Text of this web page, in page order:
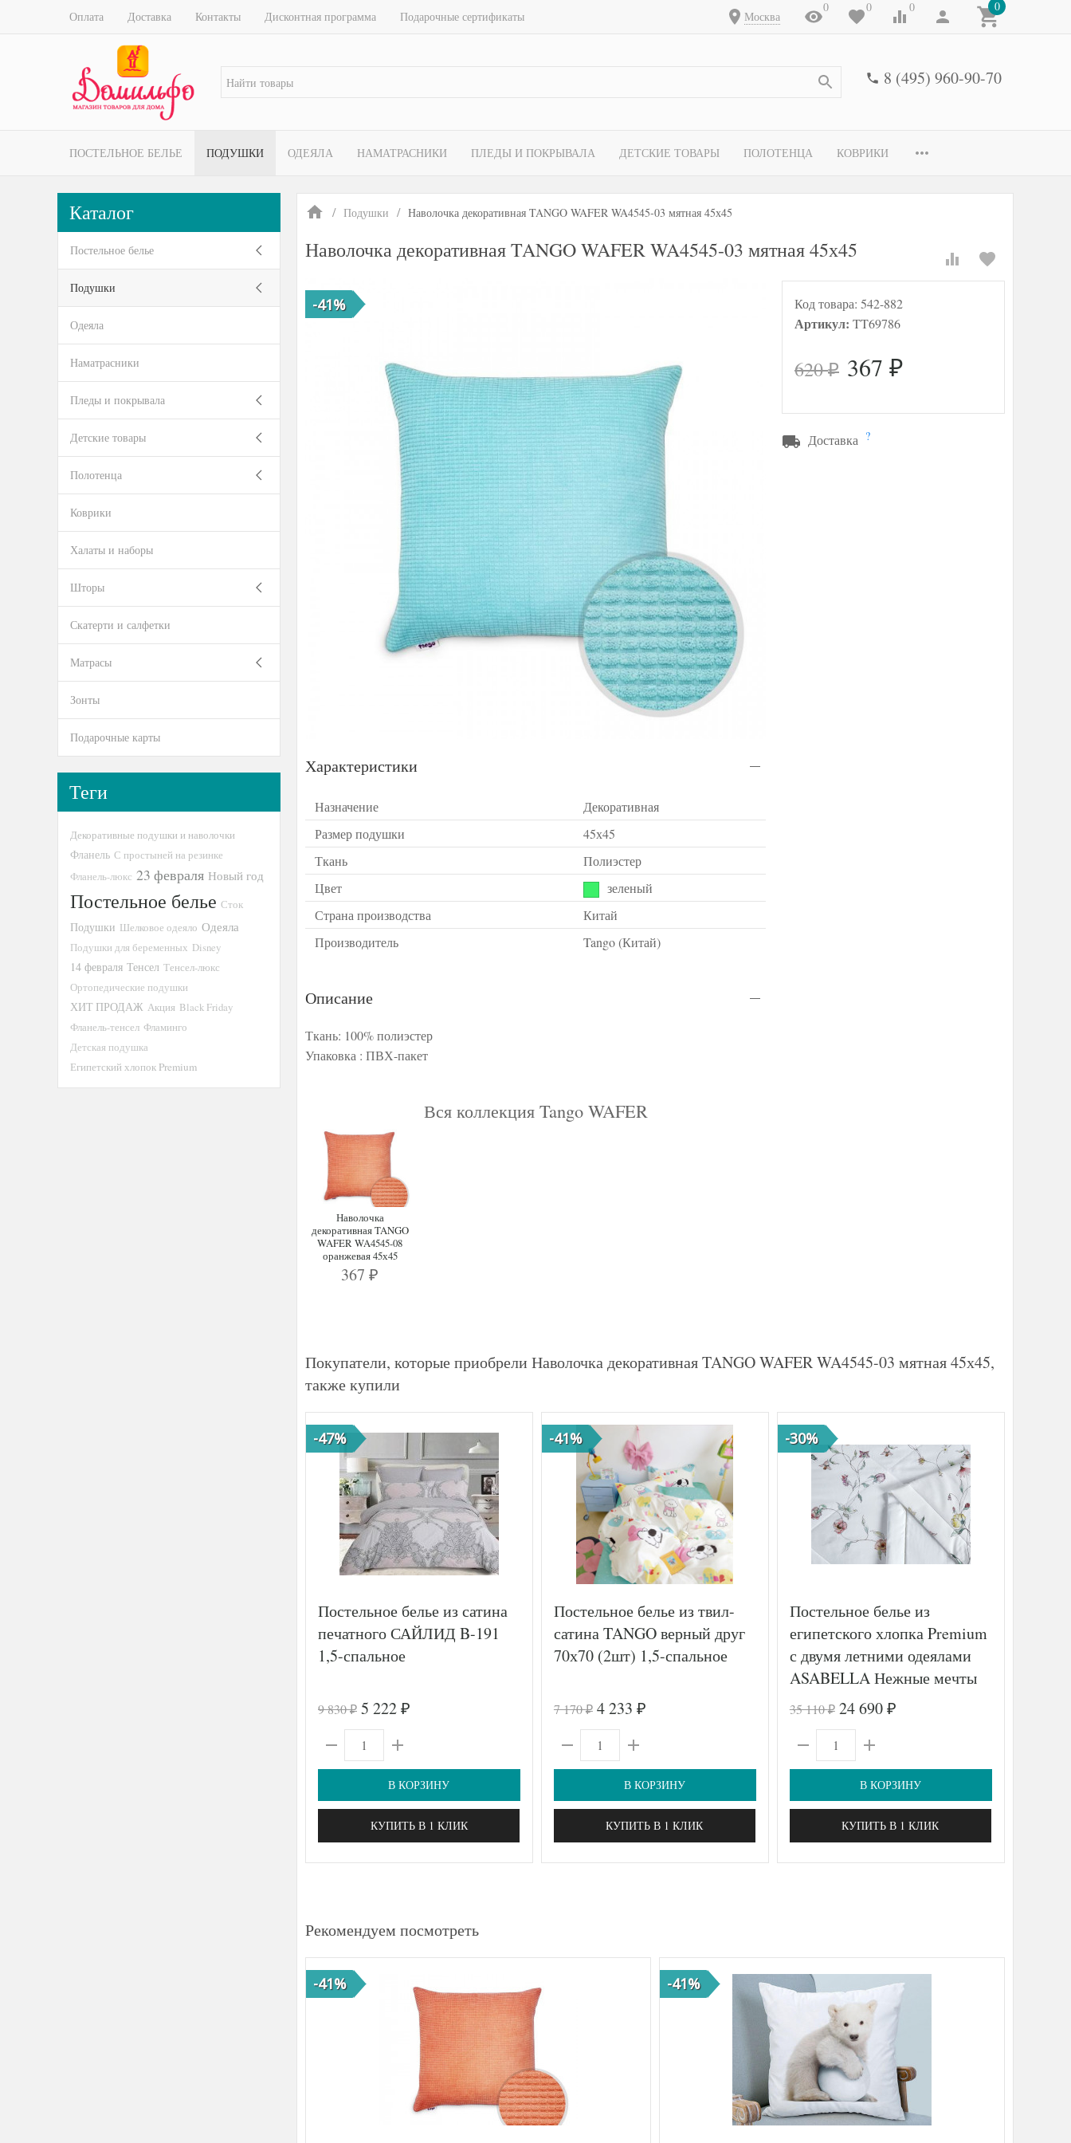
Оплата Доставка Контакты Дисконтная программа Подарочные сертификаты Москва
0 0 0 0
8 (495) 960-90-70
ПОСТЕЛЬНОЕ БЕЛЬЕ ПОДУШКИ ОДЕЯЛА НАМАТРАСНИКИ ПЛЕДЫ И ПОКРЫВАЛА ДЕТСКИЕ ТОВАРЫ ПОЛОТЕНЦА КОВРИКИ
Подушки Наволочка декоративная TANGO WAFER WA4545-03 мятная 45х45
Наволочка декоративная TANGO WAFER WA4545-03 мятная 45х45
-41% Код товара: 542-882
Артикул: TT69786
620₽ 367 ₽
Доставка ?
Характеристики
Назначение
Декоративная
Размер подушки
45х45
Ткань
Полиэстер
Цвет
зеленый
Страна производства
Китай
Производитель
Tango (Китай)
Описание
Ткань: 100% полиэстер
Упаковка : ПВХ-пакет
Вся коллекция Tango WAFER
Наволочка
декоративная TANGO
WAFER WA4545-08
оранжевая 45х45
367 ₽
Покупатели, которые приобрели Наволочка декоративная TANGO WAFER WA4545-03 мятная 45х45,
также купили
-47%
Постельное белье из сатина
печатного САЙЛИД B-191
1,5-спальное
9 830₽ 5 222 ₽
В КОРЗИНУ
КУПИТЬ В 1 КЛИК
-41%
Постельное белье из твил-
сатина TANGO верный друг
70х70 (2шт) 1,5-спальное
7 170₽ 4 233 ₽
В КОРЗИНУ
КУПИТЬ В 1 КЛИК
-30%
Постельное белье из
египетского хлопка Premium
с двумя летними одеялами
ASABELLA Нежные мечты
50х70 (2шт) семейное
35 110₽ 24 690 ₽
В КОРЗИНУ
КУПИТЬ В 1 КЛИК
Рекомендуем посмотреть
-41% -41%
Каталог
Постельное белье
Подушки
Одеяла
Наматрасники
Пледы и покрывала
Детские товары
Полотенца
Коврики
Халаты и наборы
Шторы
Скатерти и салфетки
Матрасы
Зонты
Подарочные карты
Теги
Декоративные подушки и наволочки
Фланель С простыней на резинке
Фланель-люкс 23 февраля Новый год
Постельное белье Сток
Подушки Шелковое одеяло Одеяла
Подушки для беременных Disney
14 февраля Тенсел Тенсел-люкс
Ортопедические подушки
ХИТ ПРОДАЖ Акция Black Friday
Фланель-тенсел Фламинго
Детская подушка
Египетский хлопок Premium